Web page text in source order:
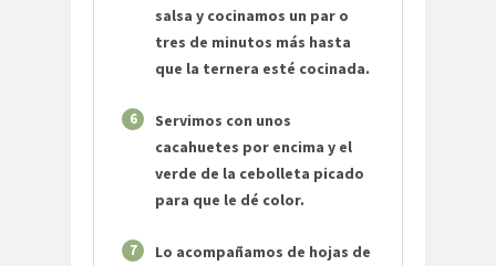
salsa y cocinamos un par o
tres de minutos más hasta
que la ternera esté cocinada.
6
Servimos con unos
cacahuetes por encima y el
verde de la cebolleta picado
para que le dé color.
7
Lo acompañamos de hojas de